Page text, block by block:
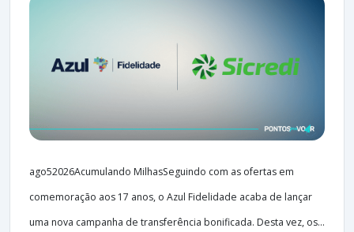
ago52026Acumulando MilhasSeguindo com as ofertas em
comemoração aos 17 anos, o Azul Fidelidade acaba de lançar
uma nova campanha de transferência bonificada. Desta vez, os...